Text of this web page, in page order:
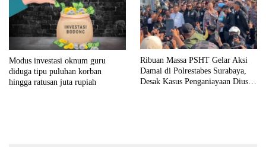
Modus investasi oknum guru
diduga tipu puluhan korban
hingga ratusan juta rupiah
Ribuan Massa PSHT Gelar Aksi
Damai di Polrestabes Surabaya,
Desak Kasus Penganiayaan Diusut